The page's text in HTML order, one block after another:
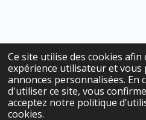
Ce site utilise des cookies afin
expérience utilisateur et vous
annonces personnalisées. En
d'utiliser ce site, vous
acceptez notre politique
cookies.